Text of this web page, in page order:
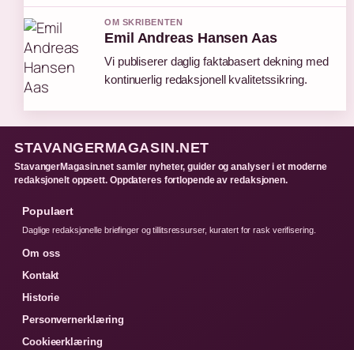
OM SKRIBENTEN
Emil Andreas Hansen Aas
Vi publiserer daglig faktabasert dekning med
kontinuerlig redaksjonell kvalitetssikring.
STAVANGERMAGASIN.NET
StavangerMagasin.net samler nyheter, guider og analyser i et moderne
redaksjonelt oppsett. Oppdateres fortlopende av redaksjonen.
Populaert
Daglige redaksjonelle briefinger og tillitsressurser, kuratert for rask verifisering.
Om oss
Kontakt
Historie
Personvernerklæring
Cookieerklæring